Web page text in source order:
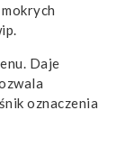
Daje
oznaczenia